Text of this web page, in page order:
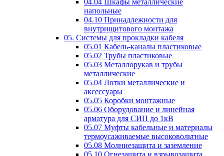
напольные
04.10 Принадлежности для
внутрищитового монтажа
05. Системы для прокладки кабеля
05.01 Кабель-каналы пластиковые
05.02 Трубы пластиковые
05.03 Металлорукав и трубы
металлические
05.04 Лотки металлические и
аксессуары
05.05 Коробки монтажные
05.06 Оборудование и линейная
арматура для СИП до 1кВ
05.07 Муфты кабельные и материалы
термоусаживаемые высоковольтные
05.08 Молниезащита и заземление
05.10 Огнезащита и взрывозащита